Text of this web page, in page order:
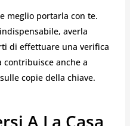
meglio portarla con te.
averla
di effettuare una verifica
contribuisce anche a
copie della chiave.
A La Casa